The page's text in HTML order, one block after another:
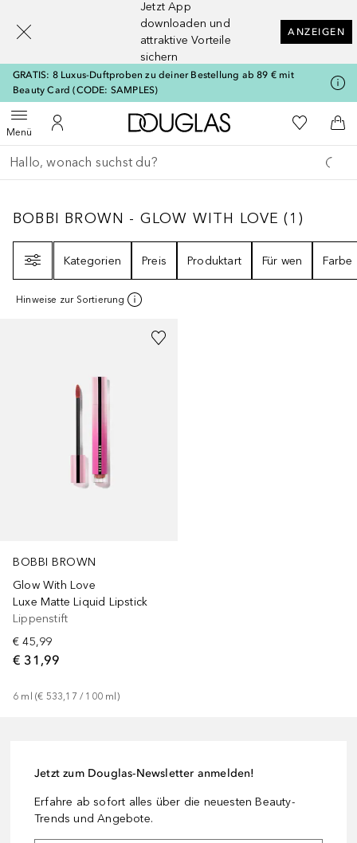
Jetzt App
downloaden und
attraktive Vorteile
sichern
ANZEIGEN
GRATIS: 8 Luxus-Duftproben zu deiner Bestellung ab 89 € mit
Beauty Card (CODE: SAMPLES)
MenüMenü öffnenZu Meinem Kundenkonto
Zur Douglas Startseite
Zu Meiner
Gehe zurück
Suche ausführen
BOBBI BROWN - GLOW WITH LOVE 1
BOBBI BROWN - GLOW WITH LOVE (1 )
Kategorien
Preis Produktart Für wen Farbe
Hinweise zur Sortierung
BOBBI BROWN
Glow With Love
Luxe Matte Liquid Lipstick
Lippenstift
€ 45,99
€ 31,99
6 ml (€ 533,17 / 100 ml )
Jetzt zum Douglas-Newsletter anmelden!
Erfahre ab sofort alles über die neuesten Beauty-
Trends und Angebote.
[navigation.slideout.screenreader]